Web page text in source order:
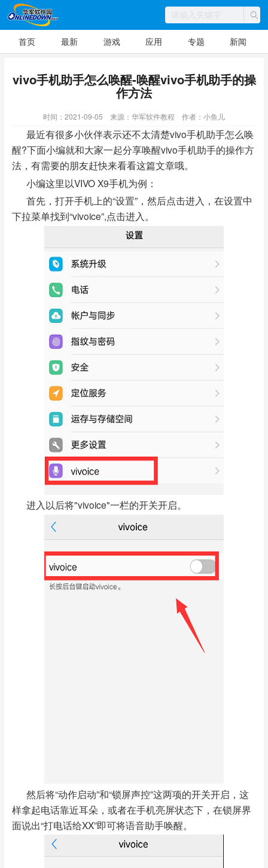
首页 最新 游戏 应用 专题 新闻
vivo手机助手怎么唤醒-唤醒vivo手机助手的操
作方法
时间：2021-09-05 来源：华军软件教程 作者：小鱼儿
最近有很多小伙伴表示还不太清楚vivo手机助手怎么唤
醒?下面小编就和大家一起分享唤醒vivo手机助手的操作方
法，有需要的朋友赶快来看看这篇文章哦。
小编这里以VIVO X9手机为例：
首先，打开手机上的“设置”，然后点击进入，在设置中
下拉菜单找到“vivoice”,点击进入。
进入以后将"vivoice"一栏的开关开启。
然后将“动作启动”和“锁屏声控”这两项的开关开启，这
样拿起电话靠近耳朵，或者在手机亮屏状态下，在锁屏界
面说出“打电话给XX”即可将语音助手唤醒。